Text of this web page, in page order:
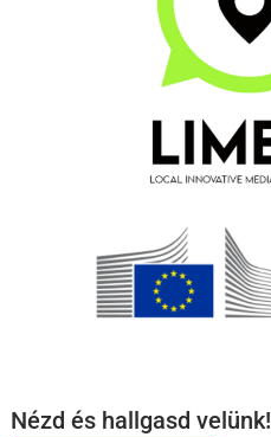
Nézd és hallgasd velünk!